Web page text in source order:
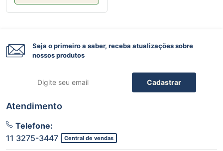
Seja o primeiro a saber, receba atualizações sobre
nossos produtos
Cadastrar
Atendimento
Telefone:
11 3275-3447
Central de vendas